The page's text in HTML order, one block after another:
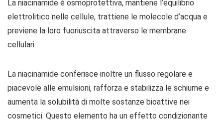
La niacinamide è osmoprotettiva, mantiene l’equilibrio
elettrolitico nelle cellule, trattiene le molecole d’acqua e
previene la loro fuoriuscita attraverso le membrane
cellulari.
La niacinamide conferisce inoltre un flusso regolare e
piacevole alle emulsioni, rafforza e stabilizza le schiume e
aumenta la solubilità di molte sostanze bioattive nei
cosmetici. Questo elemento ha un effetto condizionante